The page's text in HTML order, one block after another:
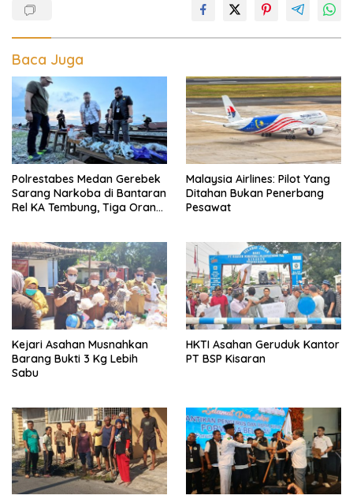
Baca Juga
Polrestabes Medan Gerebek
Sarang Narkoba di Bantaran
Rel KA Tembung, Tiga Orang
Malaysia Airlines: Pilot Yang
Ditahan Bukan Penerbang
Pesawat
Kejari Asahan Musnahkan
Barang Bukti 3 Kg Lebih
Sabu
HKTI Asahan Geruduk Kantor
PT BSP Kisaran